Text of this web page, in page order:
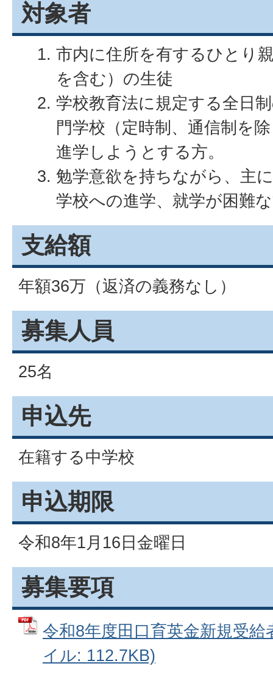
対象者
市内に住所を有するひとり
を含む）の生徒
学校教育法に規定する全日
門学校（定時制、通信制を
進学しようとする方。
勉学意欲を持ちながら、主
学校への進学、就学が困難
支給額
年額36万（返済の義務なし）
募集人員
25名
申込先
在籍する中学校
申込期限
令和8年1月16日金曜日
募集要項
令和8年度田口育英金新規受
イル: 112.7KB)